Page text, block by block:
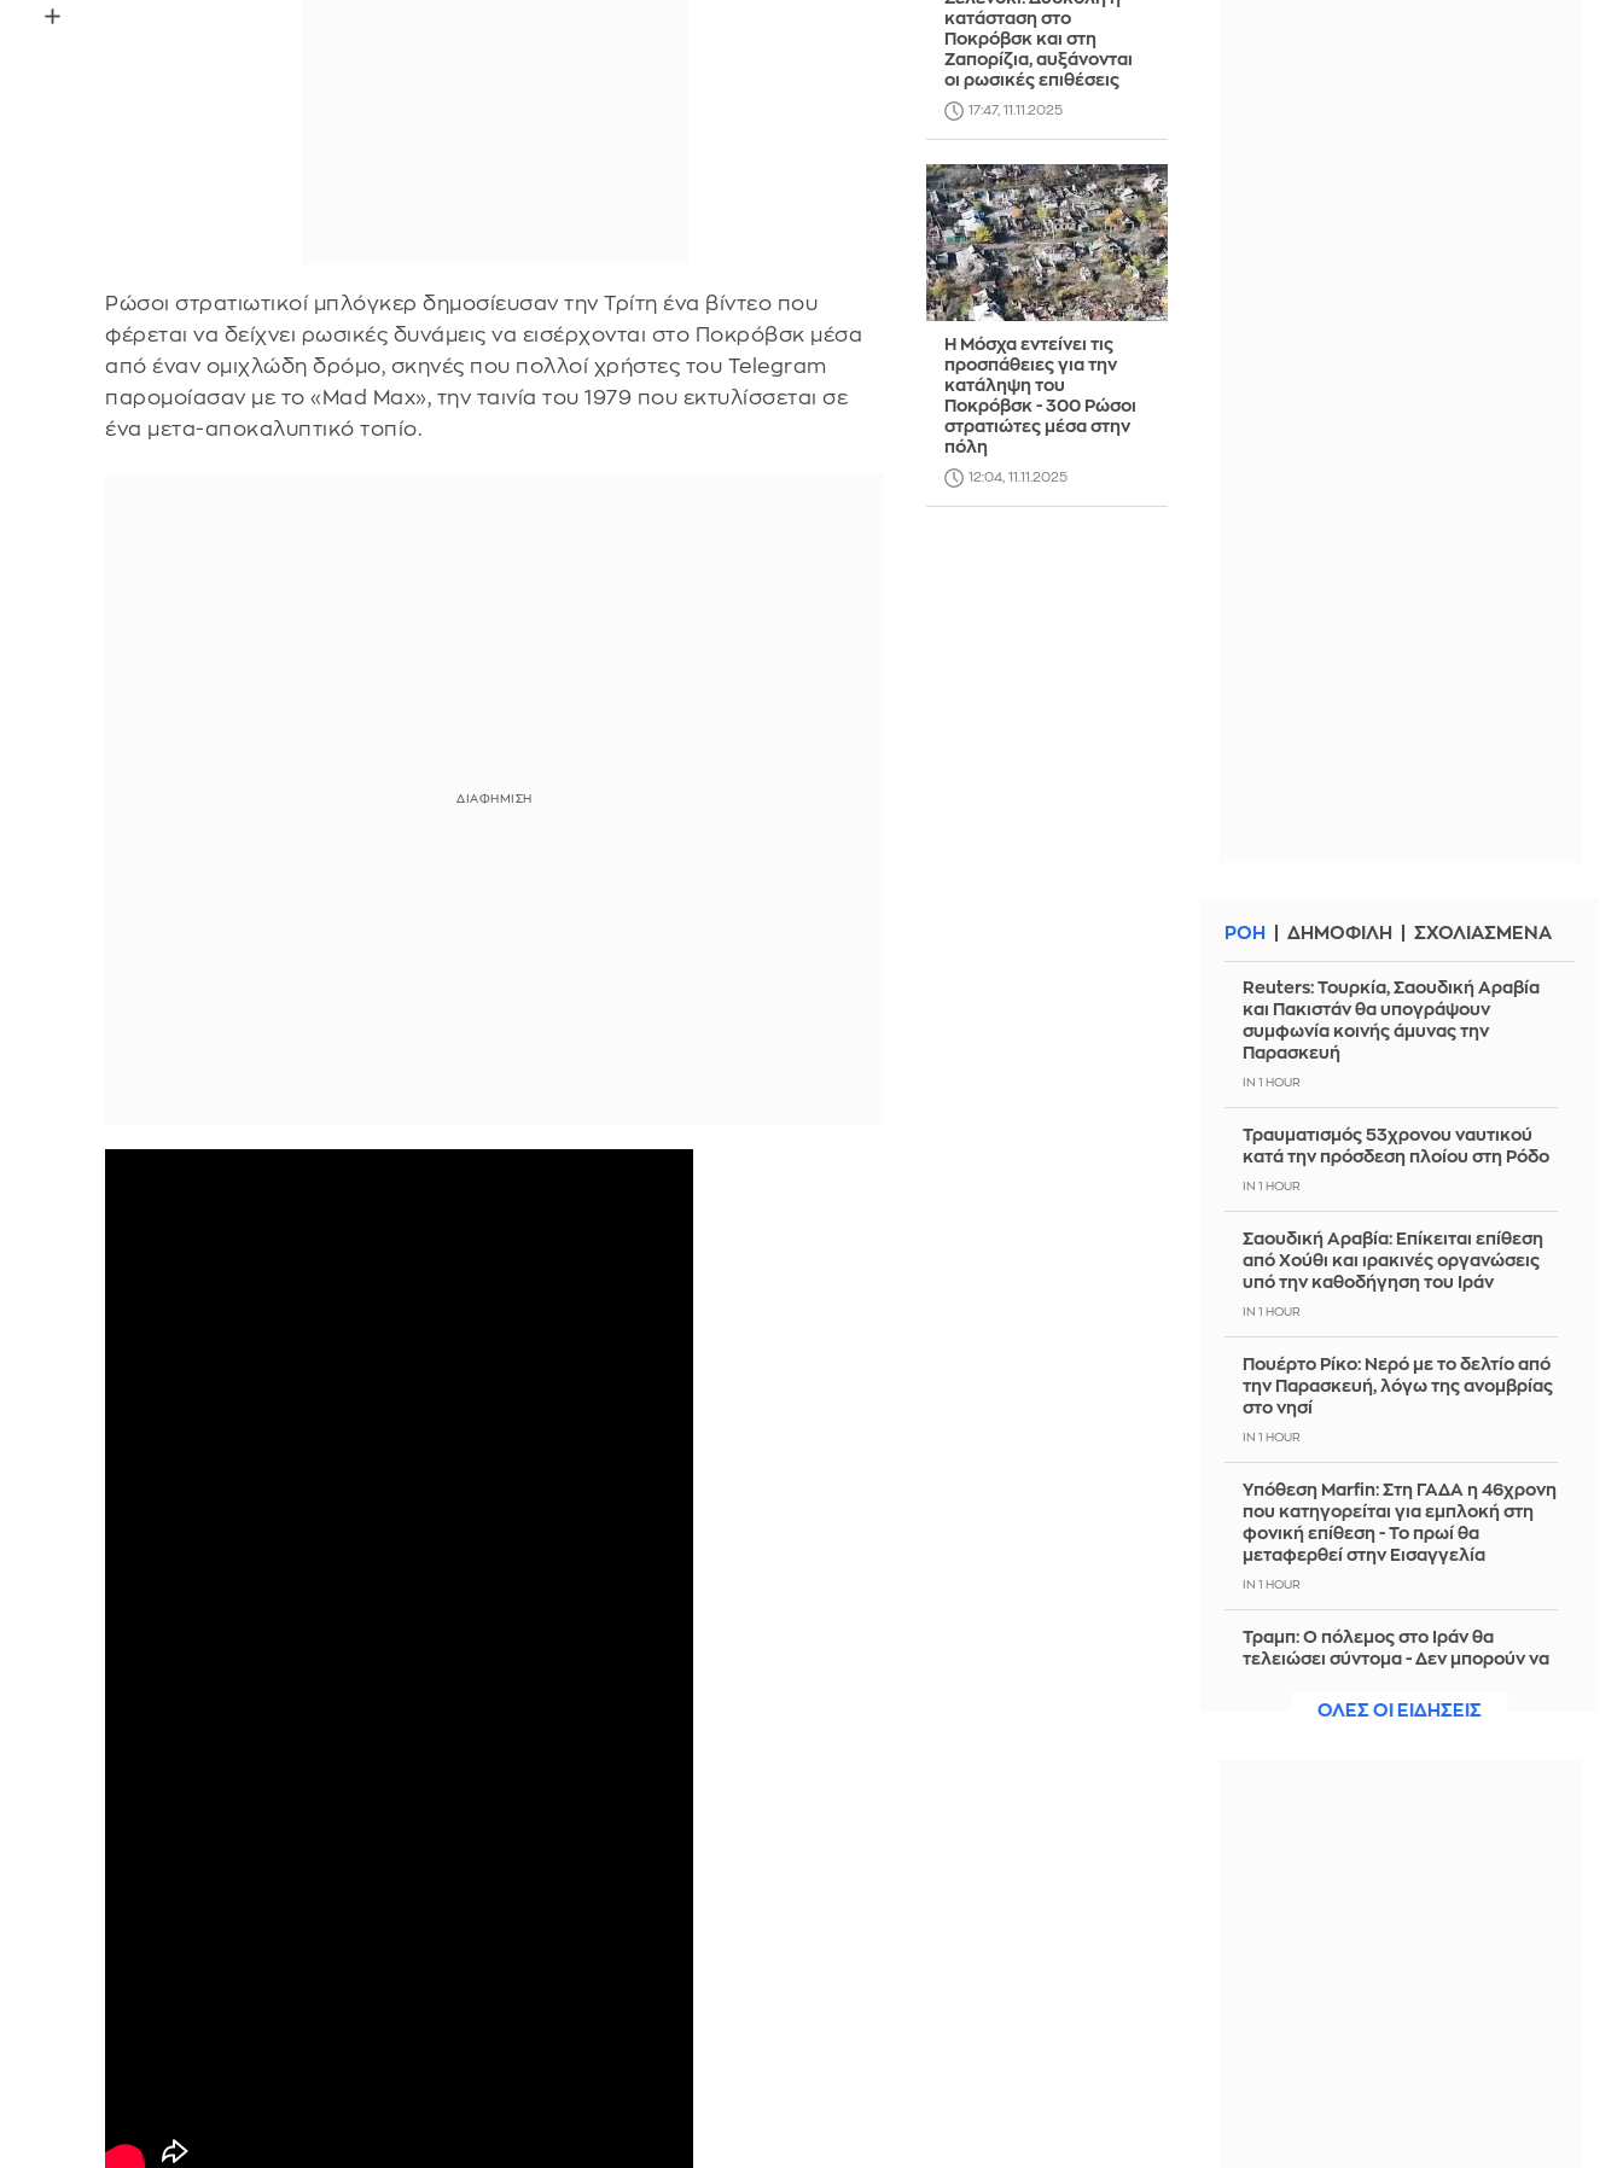
Ρώσοι στρατιωτικοί μπλόγκερ δημοσίευσαν την Τρίτη ένα βίντεο που
φέρεται να δείχνει ρωσικές δυνάμεις να εισέρχονται στο Ποκρόβσκ μέσα
από έναν ομιχλώδη δρόμο, σκηνές που πολλοί χρήστες του Telegram
παρομοίασαν με το «Mad Max», την ταινία του 1979 που εκτυλίσσεται σε
ένα μετα-αποκαλυπτικό τοπίο.
κατάσταση στο
Ποκρόβσκ και στη
Ζαπορίζια, αυξάνονται
οι ρωσικές επιθέσεις
17:47, 11.11.2025
Η Μόσχα εντείνει τις
προσπάθειες για την
κατάληψη του
Ποκρόβσκ - 300 Ρώσοι
στρατιώτες μέσα στην
πόλη
12:04, 11.11.2025
ΡΟΗ ΔΗΜΟΦΙΛΗ ΣΧΟΛΙΑΣΜΕΝΑ
Reuters: Τουρκία, Σαουδική Αραβία
και Πακιστάν θα υπογράψουν
συμφωνία κοινής άμυνας την
Παρασκευή
IN 1 HOUR
Τραυματισμός 53χρονου ναυτικού
κατά την πρόσδεση πλοίου στη Ρόδο
IN 1 HOUR
Σαουδική Αραβία: Επίκειται επίθεση
από Χούθι και ιρακινές οργανώσεις
υπό την καθοδήγηση του Ιράν
IN 1 HOUR
Πουέρτο Ρίκο: Νερό με το δελτίο από
την Παρασκευή, λόγω της ανομβρίας
στο νησί
IN 1 HOUR
Υπόθεση Marfin: Στη ΓΑΔΑ η 46χρονη
που κατηγορείται για εμπλοκή στη
φονική επίθεση - Το πρωί θα
μεταφερθεί στην Εισαγγελία
IN 1 HOUR
Τραμπ: Ο πόλεμος στο Ιράν θα
τελειώσει σύντομα - Δεν μπορούν να
ΟΛΕΣ ΟΙ ΕΙΔΗΣΕΙΣ